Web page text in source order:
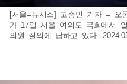
[서울=뉴시스] 고승민 기자 = 오
가 17일 서울 여의도 국회에서
의원 질의에 답하고 있다.